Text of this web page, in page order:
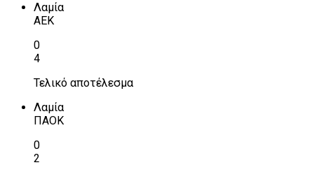
Λαμία
ΑΕΚ
0
4
Τελικό αποτέλεσμα
Λαμία
ΠΑΟΚ
0
2